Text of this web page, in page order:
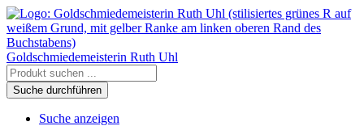
Goldschmiedemeisterin Ruth Uhl
Suche durchführen
Suche anzeigen